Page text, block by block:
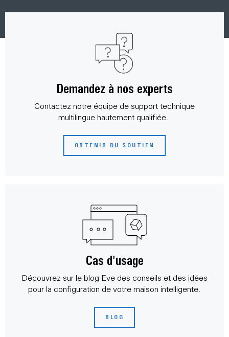
Demandez à nos experts
Contactez notre équipe de support technique
multilingue hautement qualifiée.
OBTENIR DU SOUTIEN
Cas d'usage
Découvrez sur le blog Eve des conseils et des idées
pour la configuration de votre maison intelligente.
BLOG